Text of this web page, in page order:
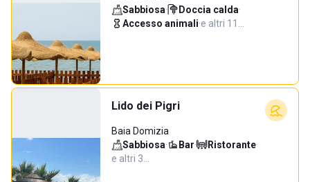
Sabbiosa· Doccia calda·
Accesso animali·e altri 11…
Lido dei Pigri
Baia Domizia
Sabbiosa· Bar· Ristorante·
e altri 3…